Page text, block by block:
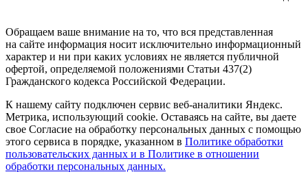
Обращаем ваше внимание на то, что вся представленная
на сайте информация носит исключительно информационный
характер и ни при каких условиях не является публичной
офертой, определяемой положениями Статьи 437(2)
Гражданского кодекса Российской Федерации.
К нашему сайту подключен сервис веб-аналитики Яндекс.
Метрика, использующий cookie. Оставаясь на сайте, вы даете
свое Согласие на обработку персональных данных с помощью
этого сервиса в порядке, указанном в Политике обработки
пользовательских данных и в Политике в отношении
обработки персональных данных.